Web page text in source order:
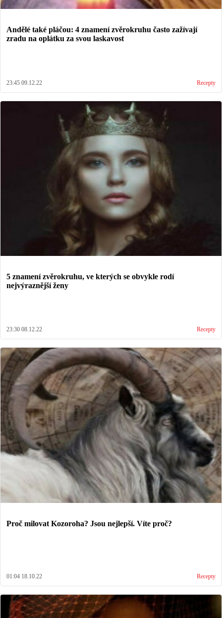
Andělé také pláčou: 4 znamení zvěrokruhu často zažívají
zradu na oplátku za svou laskavost
23:45 09.12.22 Recepty
5 znamení zvěrokruhu, ve kterých se obvykle rodí
nejvýraznější ženy
23:30 08.12.22 Recepty
Proč milovat Kozoroha? Jsou nejlepší. Víte proč?
01:04 18.10.22 Recepty